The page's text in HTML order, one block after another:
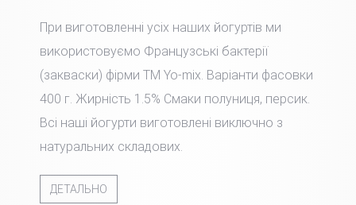
При виготовленні усіх наших йогуртів ми
використовуємо Французські бактерії
(закваски) фірми TM Yo-mix. Варіанти фасовки
400 г. Жирність 1.5% Смаки полуниця, персик.
Всі наші йогурти виготовлені виключно з
натуральних складових.
ДЕТАЛЬНО